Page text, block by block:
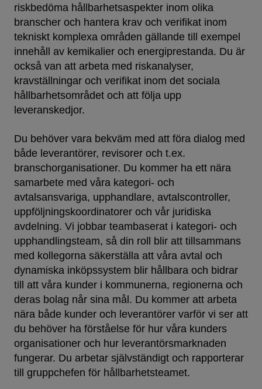
riskbedöma hållbarhetsaspekter inom olika
branscher och hantera krav och verifikat inom
tekniskt komplexa områden gällande till exempel
innehåll av kemikalier och energiprestanda. Du är
också van att arbeta med riskanalyser,
kravställningar och verifikat inom det sociala
hållbarhetsområdet och att följa upp
leveranskedjor.
Du behöver vara bekväm med att föra dialog med
både leverantörer, revisorer och t.ex.
branschorganisationer. Du kommer ha ett nära
samarbete med våra kategori- och
avtalsansvariga, upphandlare, avtalscontroller,
uppföljningskoordinatorer och vår juridiska
avdelning. Vi jobbar teambaserat i kategori- och
upphandlingsteam, så din roll blir att tillsammans
med kollegorna säkerställa att våra avtal och
dynamiska inköpssystem blir hållbara och bidrar
till att våra kunder i kommunerna, regionerna och
deras bolag når sina mål. Du kommer att arbeta
nära både kunder och leverantörer varför vi ser att
du behöver ha förståelse för hur våra kunders
organisationer och hur leverantörsmarknaden
fungerar. Du arbetar självständigt och rapporterar
till gruppchefen för hållbarhetsteamet.